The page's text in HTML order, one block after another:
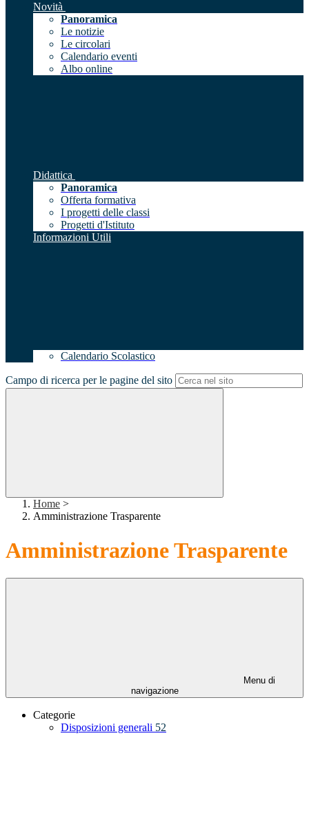
Novità
Panoramica
Le notizie
Le circolari
Calendario eventi
Albo online
Didattica
Panoramica
Offerta formativa
I progetti delle classi
Progetti d'Istituto
Informazioni Utili
Calendario Scolastico
Campo di ricerca per le pagine del sito
Home >
Amministrazione Trasparente
Amministrazione Trasparente
Menu di
navigazione
Categorie
Disposizioni generali 52